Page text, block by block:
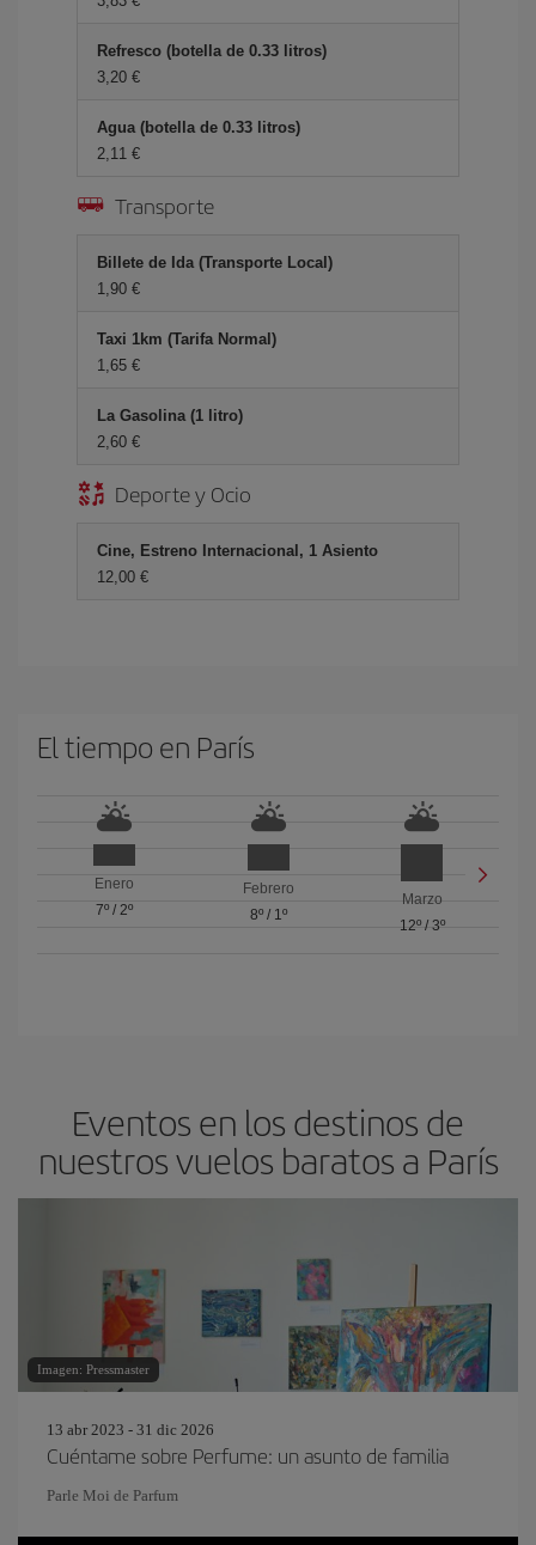
Refresco (botella de 0.33 litros)
3,20 €
Agua (botella de 0.33 litros)
2,11 €
Transporte
Billete de Ida (Transporte Local)
1,90 €
Taxi 1km (Tarifa Normal)
1,65 €
La Gasolina (1 litro)
2,60 €
Deporte y Ocio
Cine, Estreno Internacional, 1 Asiento
12,00 €
El tiempo en París
Enero
7º/ 2º
Febrero
8º/ 1º
Marzo
12º/ 3º
Eventos en los destinos de
nuestros vuelos baratos a París
Imagen: Pressmaster
13 abr 2023 - 31 dic 2026
Cuéntame sobre Perfume: un asunto de familia
Parle Moi de Parfum